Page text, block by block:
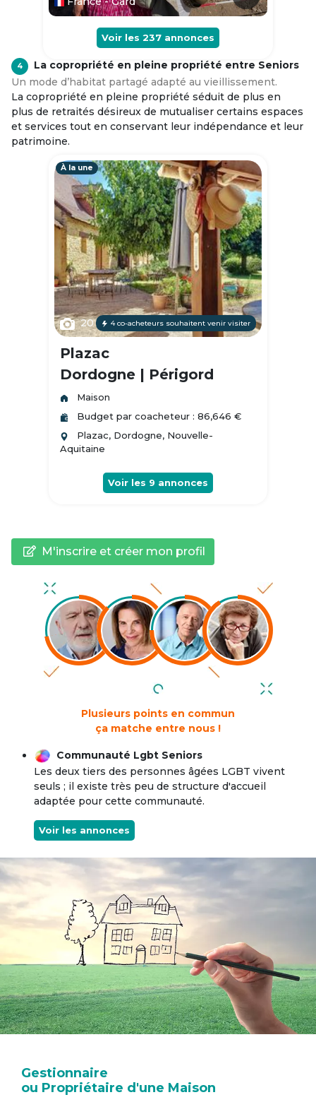
Voir les 237 annonces
4
La copropriété en pleine propriété entre Seniors
Un mode d’habitat partagé adapté au vieillissement.
La copropriété en pleine propriété séduit de plus en
plus de retraités désireux de mutualiser certains espaces
et services tout en conservant leur indépendance et leur
patrimoine.
À la une
20 4 co-acheteurs souhaitent venir visiter
Plazac
Dordogne | Périgord
Maison
Budget par coacheteur : 86,646 €
Plazac, Dordogne, Nouvelle-
Aquitaine
Voir les 9 annonces
M'inscrire et créer mon profil
Plusieurs points en commun
ça matche entre nous !
Communauté Lgbt Seniors
Les deux tiers des personnes âgées LGBT vivent
seuls ; il existe très peu de structure d'accueil
adaptée pour cette communauté.
Voir les annonces
Gestionnaire
ou Propriétaire d'une Maison